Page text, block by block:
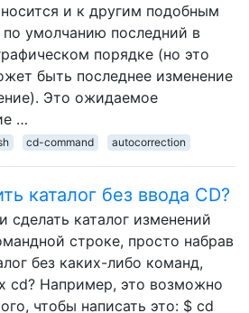
и к другим подобным
по умолчанию последний в
порядке (но это
быть последнее изменение
Это ожидаемое
…
cd-command autocorrection
каталог без ввода CD?
сделать каталог изменений
строке, просто набрав
без каких-либо команд,
cd? Например, это возможно
чтобы написать это: $ cd